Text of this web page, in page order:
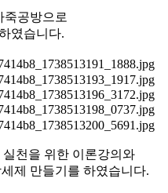
죽공방으로
였습니다.
천을 위한 이론강의와
제 만들기를 하였습니다.